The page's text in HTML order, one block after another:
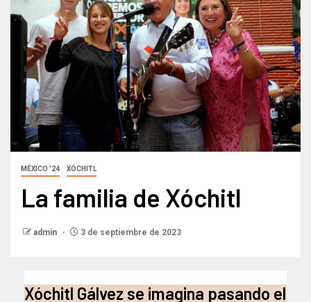
MÉXICO '24 XÓCHITL
La familia de Xóchitl
admin 3 de septiembre de 2023
Xóchitl Gálvez se imagina pasando el